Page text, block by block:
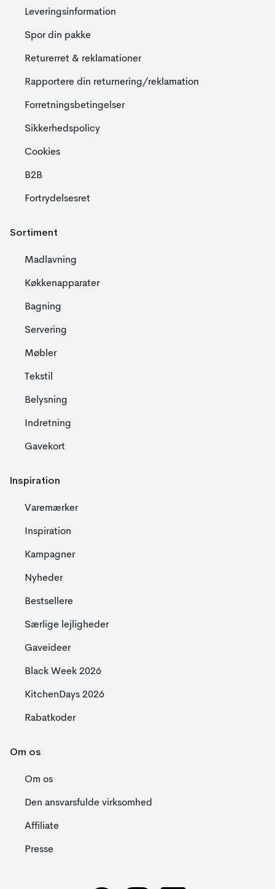
Her finder du en række smarte og brugervenlige KitchenAid
Leveringsinformation
Spor din pakke
Returerret & reklamationer
Rapportere din returnering/reklamation
Forretningsbetingelser
Sikkerhedspolicy
Cookies
B2B
Fortrydelsesret
Sortiment
Madlavning
Køkkenapparater
Bagning
Servering
Møbler
Tekstil
Belysning
Indretning
Gavekort
Inspiration
Varemærker
Inspiration
Kampagner
Nyheder
Bestsellere
Særlige lejligheder
Gaveideer
Black Week 2026
KitchenDays 2026
Rabatkoder
Om os
Om os
Den ansvarsfulde virksomhed
Affiliate
Presse